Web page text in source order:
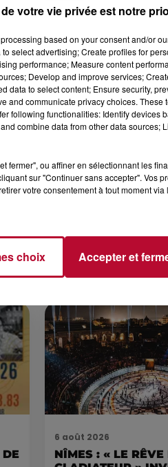
les petites séries à
rencontré un succès
industrie la plus
niveau 2 sous la
Podcast
6 août 2026
NÎMES : « LE RÊVE
votre vie privée est notre
based on your consent and/or
select advertising; Create profiles for
performance; Measure content
Develop and improve services;
data to select content; Ensure security,
and communicate privacy choices.
following functionalities: Identify devices
combine data from other data sources;
fermer", ou affiner en sélectionnant les
sur "Continuer sans accepter". Vos
votre consentement à tout moment
choix Accepter et